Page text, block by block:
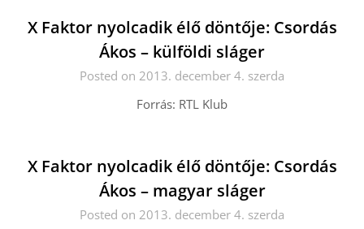
X Faktor nyolcadik élő döntője: Csordás
Ákos – külföldi sláger
Posted on 2013. december 4. szerda
Forrás: RTL Klub
X Faktor nyolcadik élő döntője: Csordás
Ákos – magyar sláger
Posted on 2013. december 4. szerda